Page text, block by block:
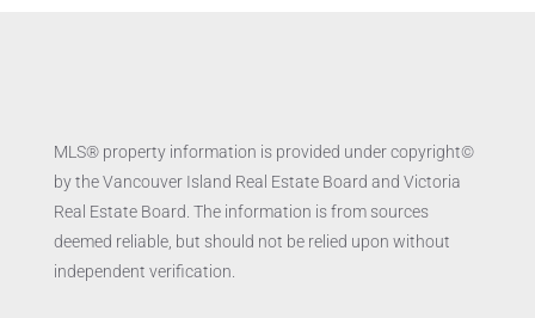
MLS® property information is provided under copyright©
by the Vancouver Island Real Estate Board and Victoria
Real Estate Board. The information is from sources
deemed reliable, but should not be relied upon without
independent verification.